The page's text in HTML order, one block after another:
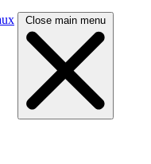
Close main menu